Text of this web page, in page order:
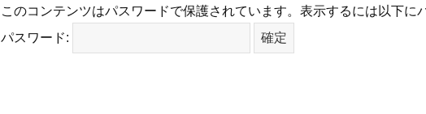
このコンテンツはパスワードで保護されています。表示するには以下に
パスワード: